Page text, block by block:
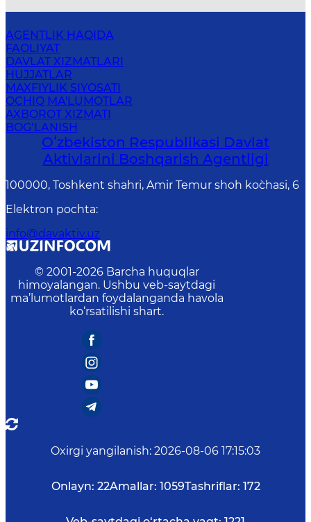
AGENTLIK HAQIDA
FAOLIYAT
DAVLAT XIZMATLARI
HUJJATLAR
MAXFIYLIK SIYOSATI
OCHIQ MA'LUMOTLAR
AXBOROT XIZMATI
BOG‘LANISH
Oʻzbekiston Respublikasi Davlat
Aktivlarini Boshqarish Agentligi
100000, Toshkent shahri, Amir Temur shoh ko`chasi, 6
Elektron pochta:
info@davaktiv.uz
© 2001-2026 Barcha huquqlar
himoyalangan. Ushbu veb-saytdagi
ma’lumotlardan foydalanganda havola
ko‘rsatilishi shart.
Oxirgi yangilanish: 2026-08-06 17:15:03
Onlayn: 22Amallar: 1059Tashriflar: 172